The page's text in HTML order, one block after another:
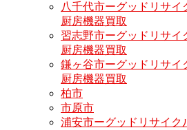
八千代市ーグッドリサイ
厨房機器買取
習志野市ーグッドリサイ
厨房機器買取
鎌ヶ谷市ーグッドリサイ
厨房機器買取
柏市
市原市
浦安市ーグッドリサイク